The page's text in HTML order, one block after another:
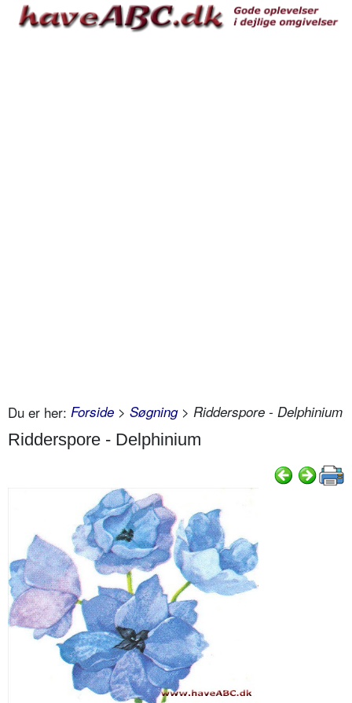
Du er her: Forside > Søgning> Ridderspore - Delphinium
Ridderspore - Delphinium